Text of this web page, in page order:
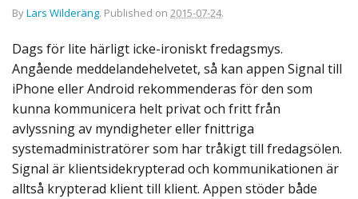
ByLars Wilderäng. Published on 2015-07-24.
Dags för lite härligt icke-ironiskt fredagsmys.
Angående meddelandehelvetet, så kan appen Signal till
iPhone eller Android rekommenderas för den som
kunna kommunicera helt privat och fritt från
avlyssning av myndigheter eller fnittriga
systemadministratörer som har tråkigt till fredagsölen.
Signal är klientsidekrypterad och kommunikationen är
alltså krypterad klient till klient. Appen stöder både